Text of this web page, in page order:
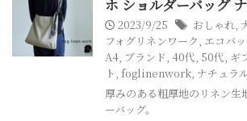
ホ ショルダーバッグ
2023/9/25 おしゃれ,
フォグリネンワーク, エコバ
A4, ブランド, 40代, 50代, ギ
ト, foglinenwork, ナチュラ
厚みのある粗厚地のリネン生
ーバッグ。